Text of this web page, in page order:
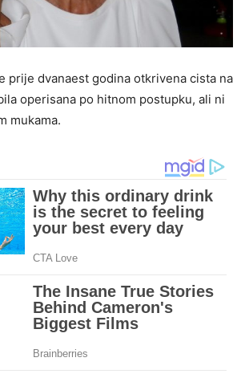
prije dvanaest godina otkrivena cista na
operisana po hitnom postupku, ali ni
mukama.